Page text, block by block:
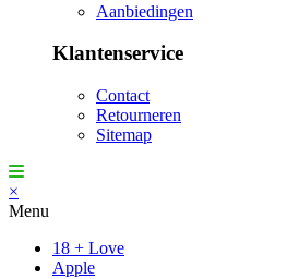
Aanbiedingen
Klantenservice
Contact
Retourneren
Sitemap
×
Menu
18 + Love
Apple